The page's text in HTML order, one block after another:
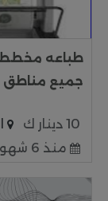
طباعه
جميع مناطق
10 دينار ك
منذ 6 شهور